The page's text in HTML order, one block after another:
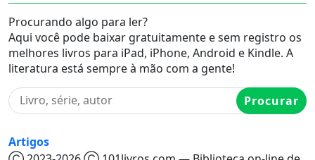
Procurando algo para ler?
Aqui você pode baixar gratuitamente e sem registro os
melhores livros para iPad, iPhone, Android e Kindle. A
literatura está sempre à mão com a gente!
Procurar
Artigos